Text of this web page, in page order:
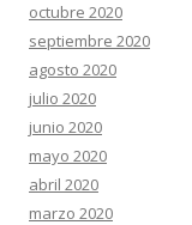
octubre 2020
septiembre 2020
agosto 2020
julio 2020
junio 2020
mayo 2020
abril 2020
marzo 2020